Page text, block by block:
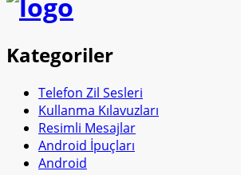
Kategoriler
Telefon Zil Sesleri
Kullanma Kılavuzları
Resimli Mesajlar
Android İpuçları
Android